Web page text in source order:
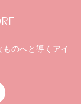
のへと 導くアイ